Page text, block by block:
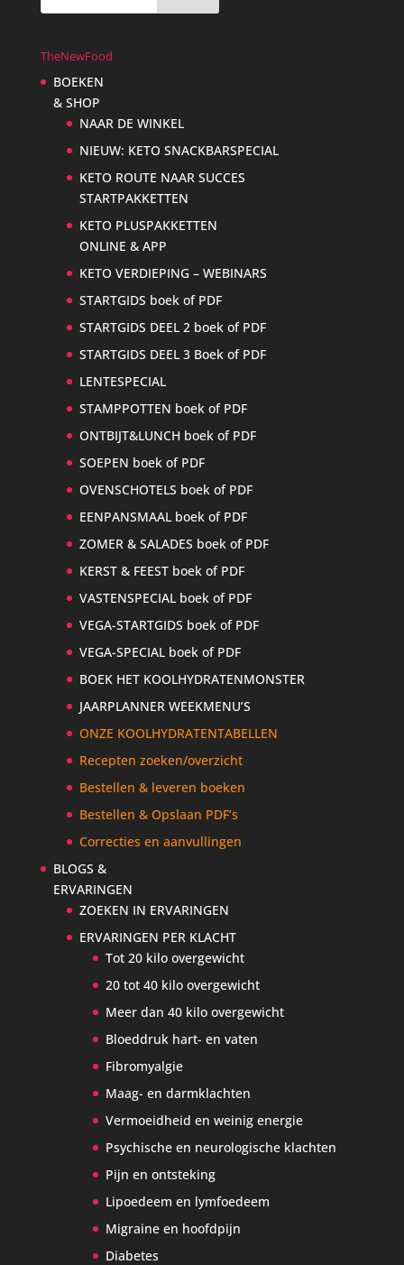
TheNewFood
BOEKEN
& SHOP
NAAR DE WINKEL
NIEUW: KETO SNACKBARSPECIAL
KETO ROUTE NAAR SUCCES
STARTPAKKETTEN
KETO PLUSPAKKETTEN
ONLINE & APP
KETO VERDIEPING – WEBINARS
STARTGIDS boek of PDF
STARTGIDS DEEL 2 boek of PDF
STARTGIDS DEEL 3 Boek of PDF
LENTESPECIAL
STAMPPOTTEN boek of PDF
ONTBIJT&LUNCH boek of PDF
SOEPEN boek of PDF
OVENSCHOTELS boek of PDF
EENPANSMAAL boek of PDF
ZOMER & SALADES boek of PDF
KERST & FEEST boek of PDF
VASTENSPECIAL boek of PDF
VEGA-STARTGIDS boek of PDF
VEGA-SPECIAL boek of PDF
BOEK HET KOOLHYDRATENMONSTER
JAARPLANNER WEEKMENU’S
ONZE KOOLHYDRATENTABELLEN
Recepten zoeken/overzicht
Bestellen & leveren boeken
Bestellen & Opslaan PDF’s
Correcties en aanvullingen
BLOGS &
ERVARINGEN
ZOEKEN IN ERVARINGEN
ERVARINGEN PER KLACHT
Tot 20 kilo overgewicht
20 tot 40 kilo overgewicht
Meer dan 40 kilo overgewicht
Bloeddruk hart- en vaten
Fibromyalgie
Maag- en darmklachten
Vermoeidheid en weinig energie
Psychische en neurologische klachten
Pijn en ontsteking
Lipoedeem en lymfoedeem
Migraine en hoofdpijn
Diabetes